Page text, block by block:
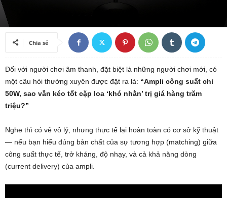
24/06/2025
Chia sẻ
Đối với người chơi âm thanh, đặt biệt là những người chơi mới, có
một câu hỏi thường xuyên được đặt ra là: “Ampli công suất chỉ
50W, sao vẫn kéo tốt cặp loa ‘khó nhằn’ trị giá hàng trăm
triệu?”
Nghe thì có vẻ vô lý, nhưng thực tế lại hoàn toàn có cơ sở kỹ thuật
— nếu bạn hiểu đúng bản chất của sự tương hợp (matching) giữa
công suất thực tế , trở kháng, độ nhạy, và cả khả năng dòng
(current delivery) của ampli.